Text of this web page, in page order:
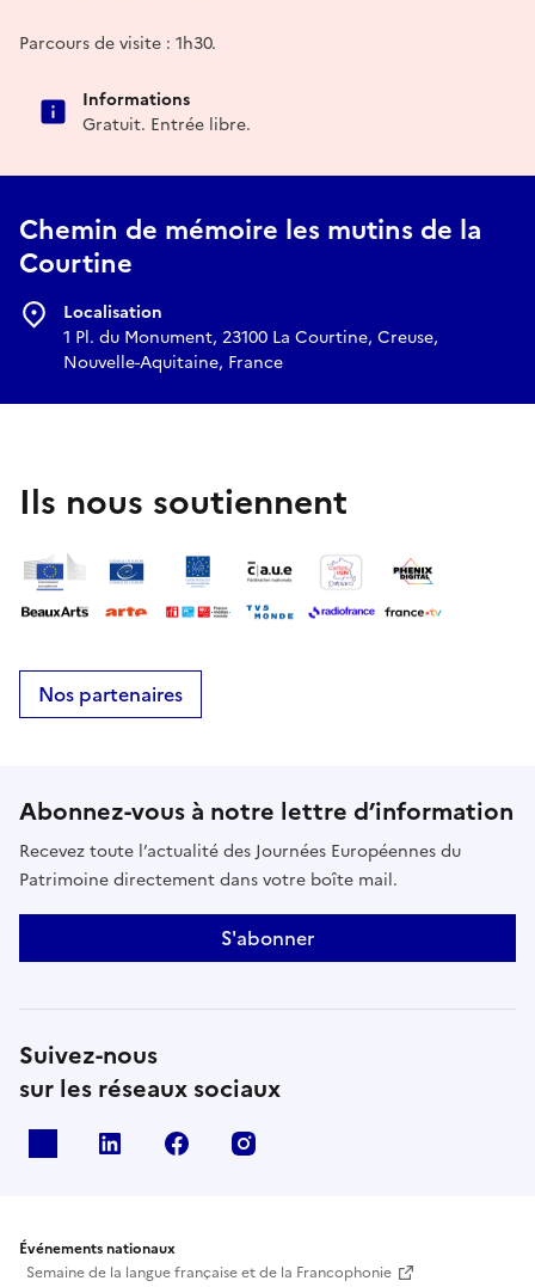
Parcours de visite : 1h30.
Informations
Gratuit. Entrée libre.
Chemin de mémoire les mutins de la
Courtine
Localisation
1 Pl. du Monument, 23100 La Courtine, Creuse,
Nouvelle-Aquitaine, France
Ils nous soutiennent
Nos partenaires
Abonnez-vous à notre lettre d’information
Recevez toute l’actualité des Journées Européennes du
Patrimoine directement dans votre boîte mail.
S'abonner
Suivez-nous
sur les réseaux sociaux
Linkedin Facebook
Événements nationaux
Semaine de la langue française et de la Francophonie